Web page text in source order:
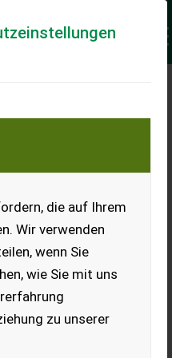
die auf Ihrem
Wir verwenden
wenn Sie
wie Sie mit uns
zu unserer
Baumaschinen –